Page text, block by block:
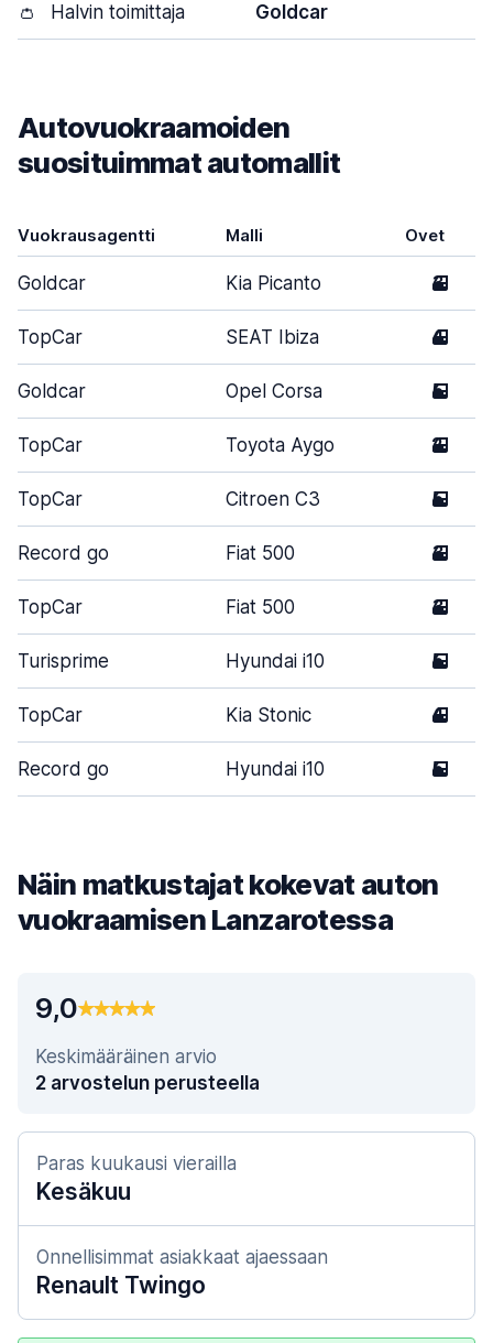
👛 Halvin toimittaja Goldcar
Autovuokraamoiden
suosituimmat automallit
Vuokrausagentti Malli Ovet
Goldcar Kia Picanto 3
TopCar SEAT Ibiza 4
Goldcar Opel Corsa 5
TopCar Toyota Aygo 2
TopCar Citroen C3 5
Record go Fiat 500 3
TopCar Fiat 500 3
Turisprime Hyundai i10 5
TopCar Kia Stonic 4
Record go Hyundai i10 5
Näin matkustajat kokevat auton
vuokraamisen Lanzarotessa
9,0
Keskimääräinen arvio
2 arvostelun perusteella
Paras kuukausi vierailla
Kesäkuu
Onnellisimmat asiakkaat ajaessaan
Renault Twingo